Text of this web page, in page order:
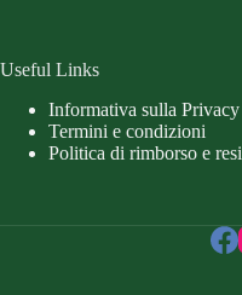
Useful Links
Informativa sulla Privacy
Termini e condizioni
Politica di rimborso e resi